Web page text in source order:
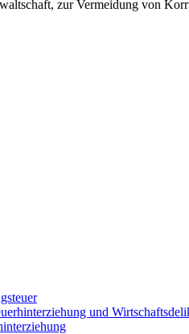
zur Vermeidung von
und